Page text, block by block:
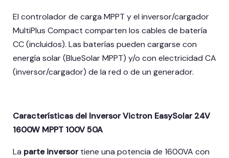
El controlador de carga MPPT y el inversor/cargador
MultiPlus Compact comparten los cables de batería
CC (incluidos). Las baterías pueden cargarse con
energía solar (BlueSolar MPPT) y/o con electricidad CA
(inversor/cargador) de la red o de un generador.
Características del Inversor Victron EasySolar 24V
1600W MPPT 100V 50A
La parte inversortiene una potencia de 1600VA con